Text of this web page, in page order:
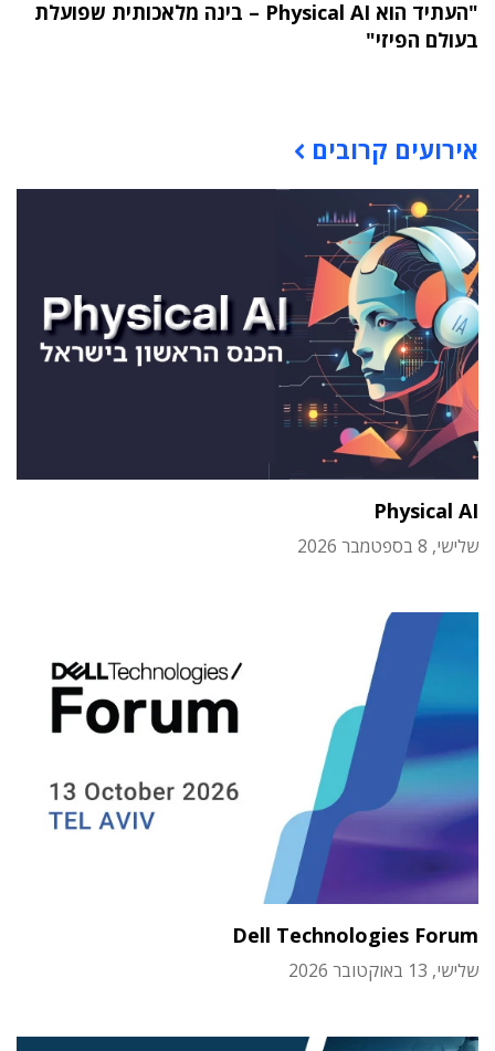
"העתיד הוא Physical AI – בינה מלאכותית שפועלת
בעולם הפיזי"
אירועים קרובים
Physical AI
שלישי, 8 בספטמבר 2026
Dell Technologies Forum
שלישי, 13 באוקטובר 2026